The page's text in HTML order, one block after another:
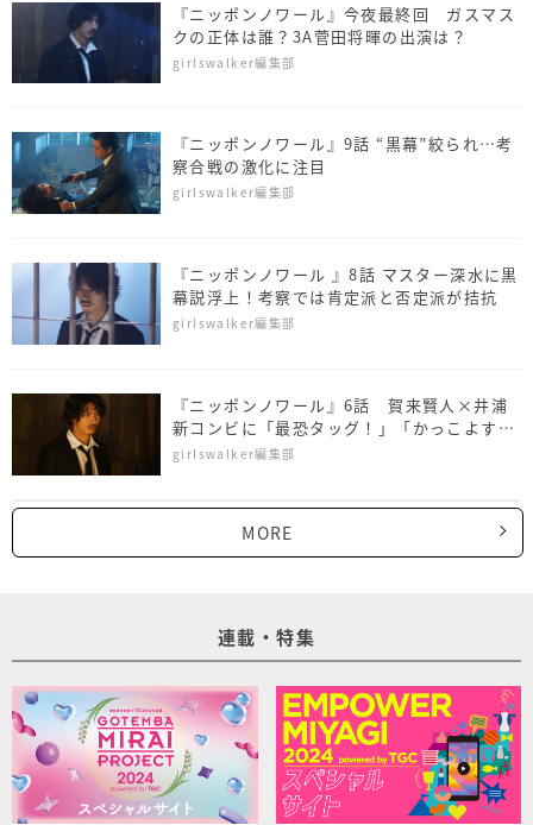
『ニッポンノワール』今夜最終回 ガスマス
クの正体は誰？3A菅田将暉の出演は？
girlswalker編集部
『ニッポンノワール』9話 “黒幕”絞られ…考
察合戦の激化に注目
girlswalker編集部
『ニッポンノワール 』8話 マスター深水に黒
幕説浮上！考察では肯定派と否定派が拮抗
girlswalker編集部
『ニッポンノワール』6話 賀来賢人×井浦
新コンビに「最恐タッグ！」「かっこよす
ぎ」の声
girlswalker編集部
MORE
連載・特集